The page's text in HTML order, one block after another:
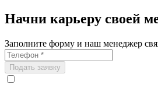
Начни карьеру своей
Заполните форму и наш менеджер
Подать заявку